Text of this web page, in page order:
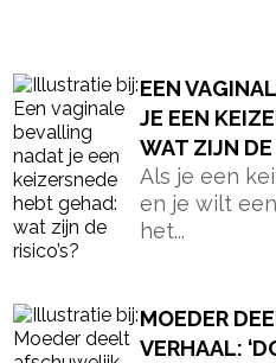
EEN
JE EEN
WAT ZIJN DE
Als je een
en je wilt
het...
MOEDER
VERHAAL: